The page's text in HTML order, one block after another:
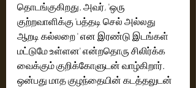
தொடங்குகிறது. அவர், 'ஒரு
குற்றவாளிக்கு 'பத்தடி செல் அல்லது
ஆறடி கல்லறை ' என இரண்டு இடங்கள்
மட்டுமே உள்ளன' என்றதொரு சிலிர்க்க
வைக்கும் குறிக்கோளுடன் வாழ்கிறார்.
ஒன்பது மாத குழந்தையின் கடத்தலுடன்